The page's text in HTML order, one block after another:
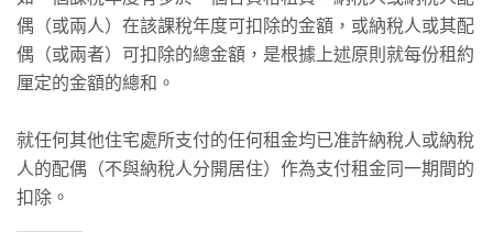
偶（或兩人）在該課稅年度可扣除的金額，或納稅人或其配
偶（或兩者）可扣除的總金額，是根據上述原則就每份租約
厘定的金額的總和。
就任何其他住宅處所支付的任何租金均已准許納稅人或納稅
人的配偶（不與納稅人分開居住）作為支付租金同一期間的
扣除。